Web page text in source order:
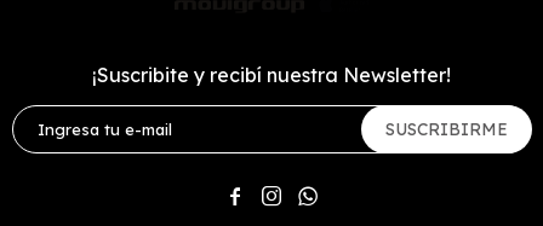
¡Suscribite y recibí nuestra Newsletter!
SUSCRIBIRME
  